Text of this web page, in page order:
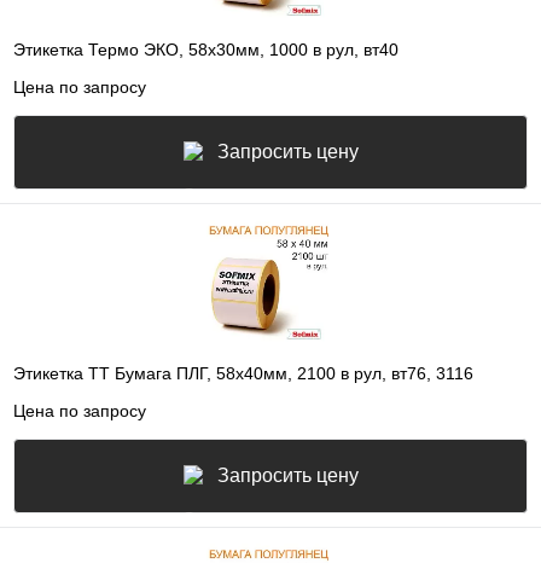
Этикетка Термо ЭКО, 58х30мм, 1000 в рул, вт40
Цена по запросу
Запросить цену
Этикетка ТТ Бумага ПЛГ, 58х40мм, 2100 в рул, вт76, 3116
Цена по запросу
Запросить цену